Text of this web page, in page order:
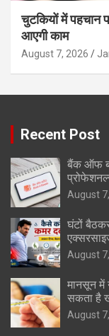
चुटकियों में पहचान
आएगी काम
August 7, 2026
Recent Post
बैंक ऑफ
August
घंटों
August
मानसून में
सकता है
August